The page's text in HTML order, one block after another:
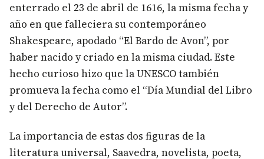
enterrado el 23 de abril de 1616, la misma fecha y
año en que falleciera su contemporáneo
Shakespeare, apodado “El Bardo de Avon”, por
haber nacido y criado en la misma ciudad. Este
hecho curioso hizo que la UNESCO también
promueva la fecha como el “Día Mundial del Libro
y del Derecho de Autor”.
La importancia de estas dos figuras de la
literatura universal, Saavedra, novelista, poeta,